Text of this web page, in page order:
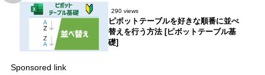
290 views
ピボットテーブルを好きな順番に並べ
替えを行う方法 [ピボットテーブル基
礎]
Sponsored link